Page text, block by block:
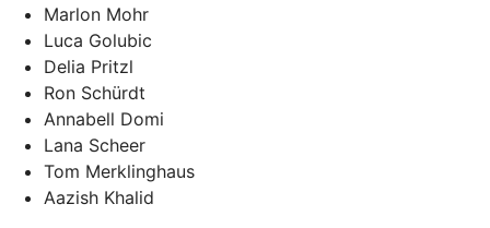
Marlon Mohr
Luca Golubic
Delia Pritzl
Ron Schürdt
Annabell Domi
Lana Scheer
Tom Merklinghaus
Aazish Khalid